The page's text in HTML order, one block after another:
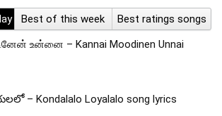
Best of this week
Best ratings songs
உன்னை – Kannai Moodinen Unnai
– Kondalalo Loyalalo song lyrics